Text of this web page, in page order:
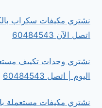
نشتري مكيفات سكراب
اتصل الآن 60484543
نشتري وحدات تكييف
اليوم | اتصل 60484543
نشتري مكيفات مستعملة